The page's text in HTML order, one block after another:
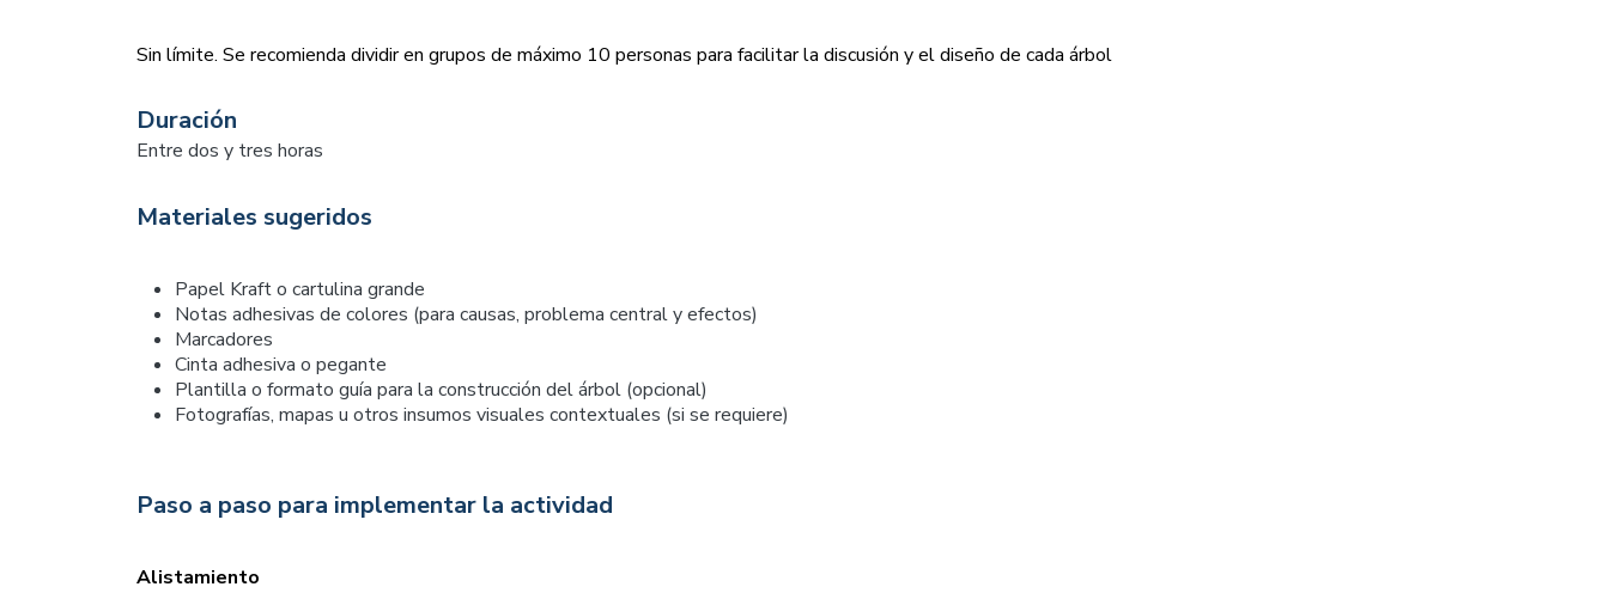
Sin límite. Se recomienda dividir en grupos de máximo 10 personas para facilitar la discusión y el diseño de cada árbol
Duración
Entre dos y tres horas
Materiales sugeridos
Papel Kraft o cartulina grande
Notas adhesivas de colores (para causas, problema central y efectos)
Marcadores
Cinta adhesiva o pegante
Plantilla o formato guía para la construcción del árbol (opcional)
Fotografías, mapas u otros insumos visuales contextuales (si se requiere)
Paso a paso para implementar la actividad
Alistamiento